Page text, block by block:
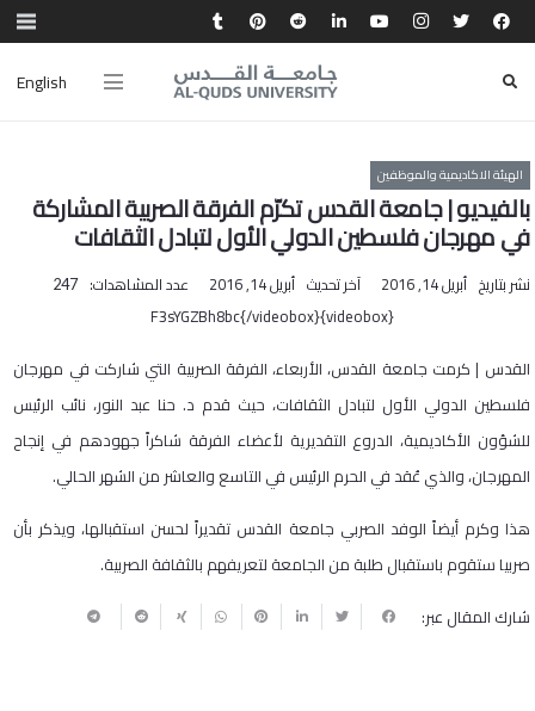
English
الهيئة الاكاديمية والموظفين
بالفيديو | جامعة القدس تكرّم الفرقة الصربية المشاركة
في مهرجان فلسطين الدولي الأول لتبادل الثقافات
نشر بتاريخ أبريل 14, 2016 آخر تحديث أبريل 14, 2016 عدد المشاهدات: 247
{videobox}F3sYGZBh8bc{/videobox}
القدس | كرمت جامعة القدس، الأربعاء، الفرقة الصربية التي شاركت في مهرجان
فلسطين الدولي الأول لتبادل الثقافات، حيث قدم د. حنا عبد النور، نائب الرئيس
للشؤون الأكاديمية، الدروع التقديرية لأعضاء الفرقة شاكراً جهودهم في إنجاح
المهرجان، والذي عُقد في الحرم الرئيس في التاسع والعاشر من الشهر الحالي.
هذا وكرم أيضاً الوفد الصربي جامعة القدس تقديراً لحسن استقبالها، ويذكر بأن
صربيا ستقوم باستقبال طلبة من الجامعة لتعريفهم بالثقافة الصربية.
شارك المقال عبر: